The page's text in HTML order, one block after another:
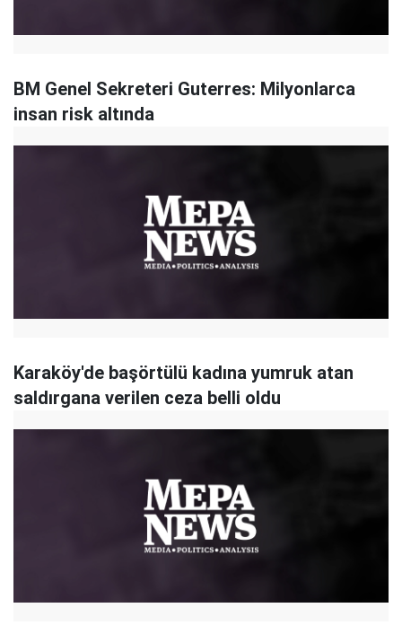
BM Genel Sekreteri Guterres: Milyonlarca
insan risk altında
Karaköy'de başörtülü kadına yumruk atan
saldırgana verilen ceza belli oldu